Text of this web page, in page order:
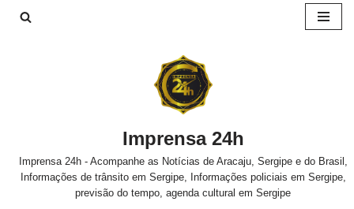
Imprensa 24h
Imprensa 24h - Acompanhe as Notícias de Aracaju, Sergipe e do Brasil,
Informações de trânsito em Sergipe, Informações policiais em Sergipe,
previsão do tempo, agenda cultural em Sergipe